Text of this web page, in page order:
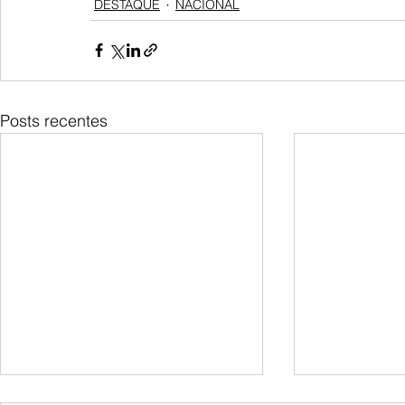
DESTAQUE NACIONAL
Posts recentes